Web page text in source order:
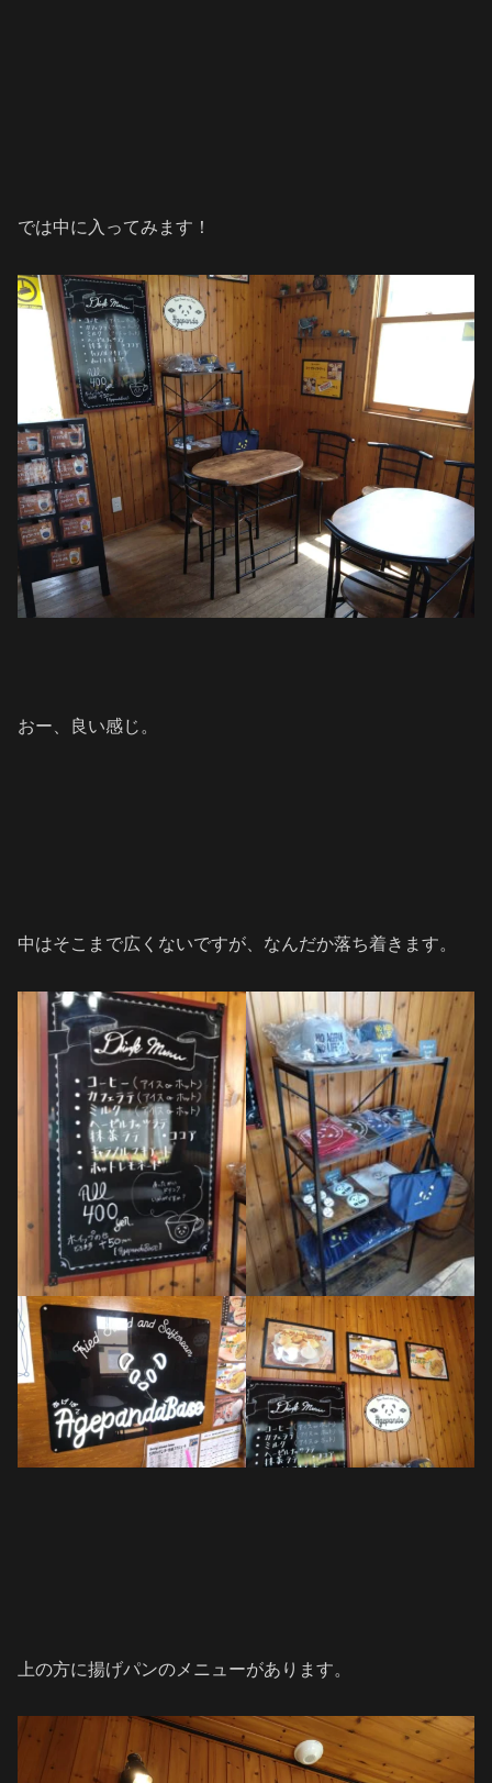
では中に入ってみます！
おー、良い感じ。
中はそこまで広くないですが、なんだか落ち着きます。
上の方に揚げパンのメニューがあります。